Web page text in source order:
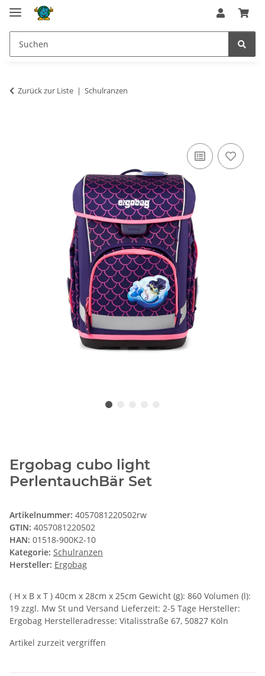
Zurück zur Liste Schulranzen
Ergobag cubo light
PerlentauchBär Set
Artikelnummer: 4057081220502rw
GTIN: 4057081220502
HAN: 01518-900K2-10
Kategorie: Schulranzen
Hersteller: Ergobag
( H x B x T ) 40cm x 28cm x 25cm Gewicht (g): 860 Volumen (l):
19 zzgl. Mw St und Versand Lieferzeit: 2-5 Tage Hersteller:
Ergobag Herstelleradresse: Vitalisstraße 67, 50827 Köln
Artikel zurzeit vergriffen